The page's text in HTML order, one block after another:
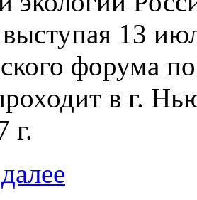
13
форума
в г.
г.